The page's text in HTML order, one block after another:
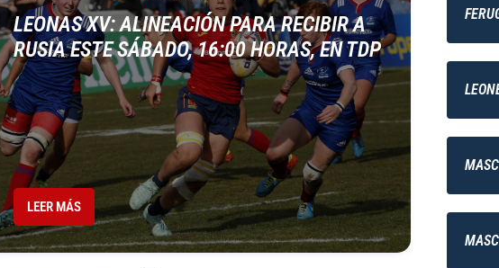
LEONAS XV: ALINEACIÓN PARA RECIBIR A
RUSIA ESTE SÁBADO, 16:00 HORAS, EN TDP
LEER MÁS